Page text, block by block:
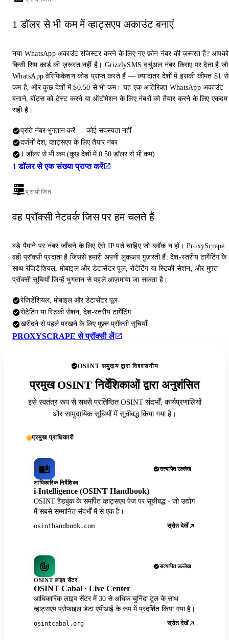
1 डॉलर से भी कम में व्हाट्सएप अकाउंट बनाएं
नया WhatsApp अकाउंट रजिस्टर करने के लिए नए फ़ोन नंबर की ज़रूरत है? आपको
किसी सिम कार्ड की ज़रूरत नहीं है। GrizzlySMS वर्चुअल नंबर किराए पर देता है जो
WhatsApp वेरिफिकेशन कोड प्राप्त करते हैं — ज़्यादातर देशों में इसकी कीमत $1 से
कम है, और कुछ देशों में $0.50 से भी कम। यह एक अतिरिक्त WhatsApp अकाउंट
बनाने, बॉट्स को टेस्ट करने या ऑटोमेशन के लिए नंबरों को तैयार करने के लिए एकदम
सही है।
प्रति नंबर भुगतान करें — कोई सदस्यता नहीं
दर्जनों देश, व्हाट्सएप के लिए तैयार नंबर
1 डॉलर से भी कम (कुछ देशों में 0.50 डॉलर से भी कम)
1 डॉलर से एक संख्या प्राप्त करें
प्रायोजित
वह प्रॉक्सी नेटवर्क जिस पर हम चलते हैं
बड़े पैमाने पर नंबर जाँचने के लिए ऐसे IP पते चाहिए जो ब्लॉक न हों। ProxyScrape
वही प्रॉक्सी प्रदाता है जिससे हमारी अपनी लुकअप गुज़रती हैं: देश-स्तरीय टार्गेटिंग के
साथ रेजिडेंशियल, मोबाइल और डेटासेंटर पूल, रोटेटिंग या स्टिकी सेशन, और मुफ़्त
प्रॉक्सी सूचियाँ जिन्हें भुगतान से पहले आज़माया जा सकता है।
रेजिडेंशियल, मोबाइल और डेटासेंटर पूल
रोटेटिंग या स्टिकी सेशन, देश-स्तरीय टार्गेटिंग
खरीदने से पहले परखने के लिए मुफ़्त प्रॉक्सी सूचियाँ
PROXYSCRAPE से प्रॉक्सी लें
OSINT समुदाय द्वारा विश्वसनीय
प्रमुख OSINT निर्देशिकाओं द्वारा अनुशंसित
इसे स्वतंत्र रूप से सबसे प्रतिष्ठित OSINT संदर्भों, कार्यप्रणालियों
और सामुदायिक सूचियों में सूचीबद्ध किया गया है।
प्रमुख प्राधिकारी
सत्यापित उल्लेख
आधिकारिक निर्देशिका
i-Intelligence (OSINT Handbook)
OSINT हैंडबुक के समर्पित व्हाट्सएप पेज पर सूचीबद्ध - जो उद्योग
में सबसे सम्मानित संदर्भों में से एक है।
osinthandbook.com स्रोत देखें
सत्यापित उल्लेख
OSINT लाइव सेंटर
OSINT Cabal · Live Center
आधिकारिक लाइव सेंटर में 30 से अधिक चुनिंदा टूल के साथ
व्हाट्सएप प्रोफाइल डेटा एपीआई के रूप में प्रदर्शित किया गया है।
osintcabal.org स्रोत देखें